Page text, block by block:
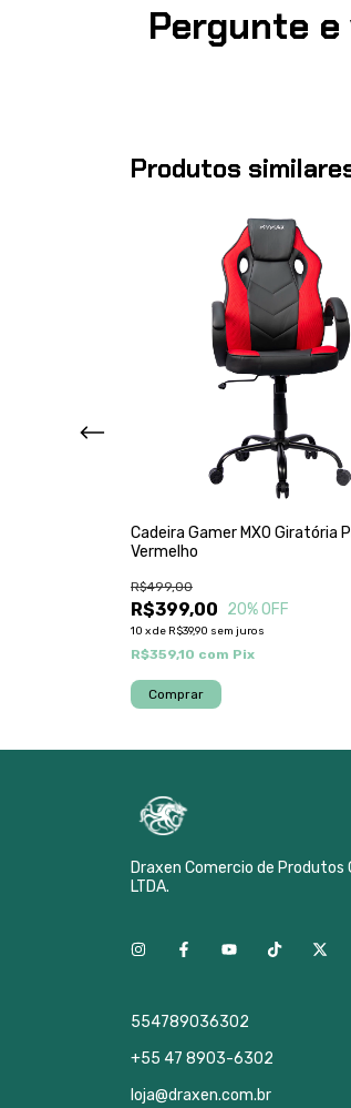
Pergunte
Produtos
Cadeira Gamer MX0 Giratória
Vermelho
R$399,00
R$499,00
20% OFF
10 xde R$39,90 sem juros
R$359,10 com Pix
Draxen Comercio de Produtos
LTDA.
554789036302
+55 47 8903-6302
loja@draxen.com.br